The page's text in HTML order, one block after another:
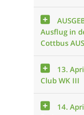
Ausflug in
Cottbus
13.
Club WK III
14.